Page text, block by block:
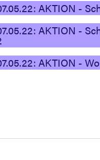
AKTION -
AKTION -
AKTION -